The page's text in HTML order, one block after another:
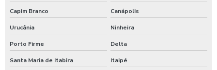
Capim Branco Canápolis
Urucânia Ninheira
Porto Firme Delta
Santa Maria de Itabira Itaipé